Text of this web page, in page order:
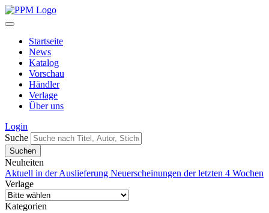
Startseite
News
Katalog
Vorschau
Händler
Verlage
Über uns
Login
Suche
Neuheiten
Aktuell in der Auslieferung Neuerscheinungen der letzten 4 Wochen
Verlage
Kategorien